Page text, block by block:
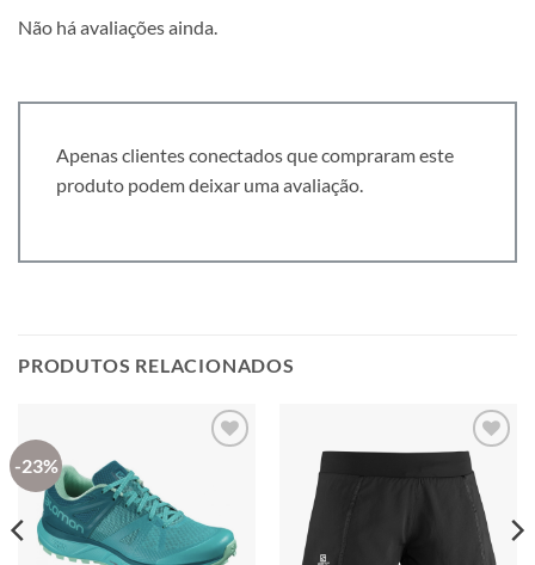
Não há avaliações ainda.
Apenas clientes conectados que compraram este
produto podem deixar uma avaliação.
PRODUTOS RELACIONADOS
-23%